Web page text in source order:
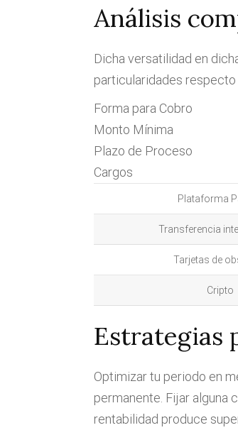
Análisis
Dicha versatilidad en
particularidades
Forma para Cobro
Monto Mínima
Plazo de Proceso
Cargos
Plataforma
Transferencia
Tarjetas de
Cripto
Estrategias
Optimizar tu periodo en
permanente. Fijar
rentabilidad produce